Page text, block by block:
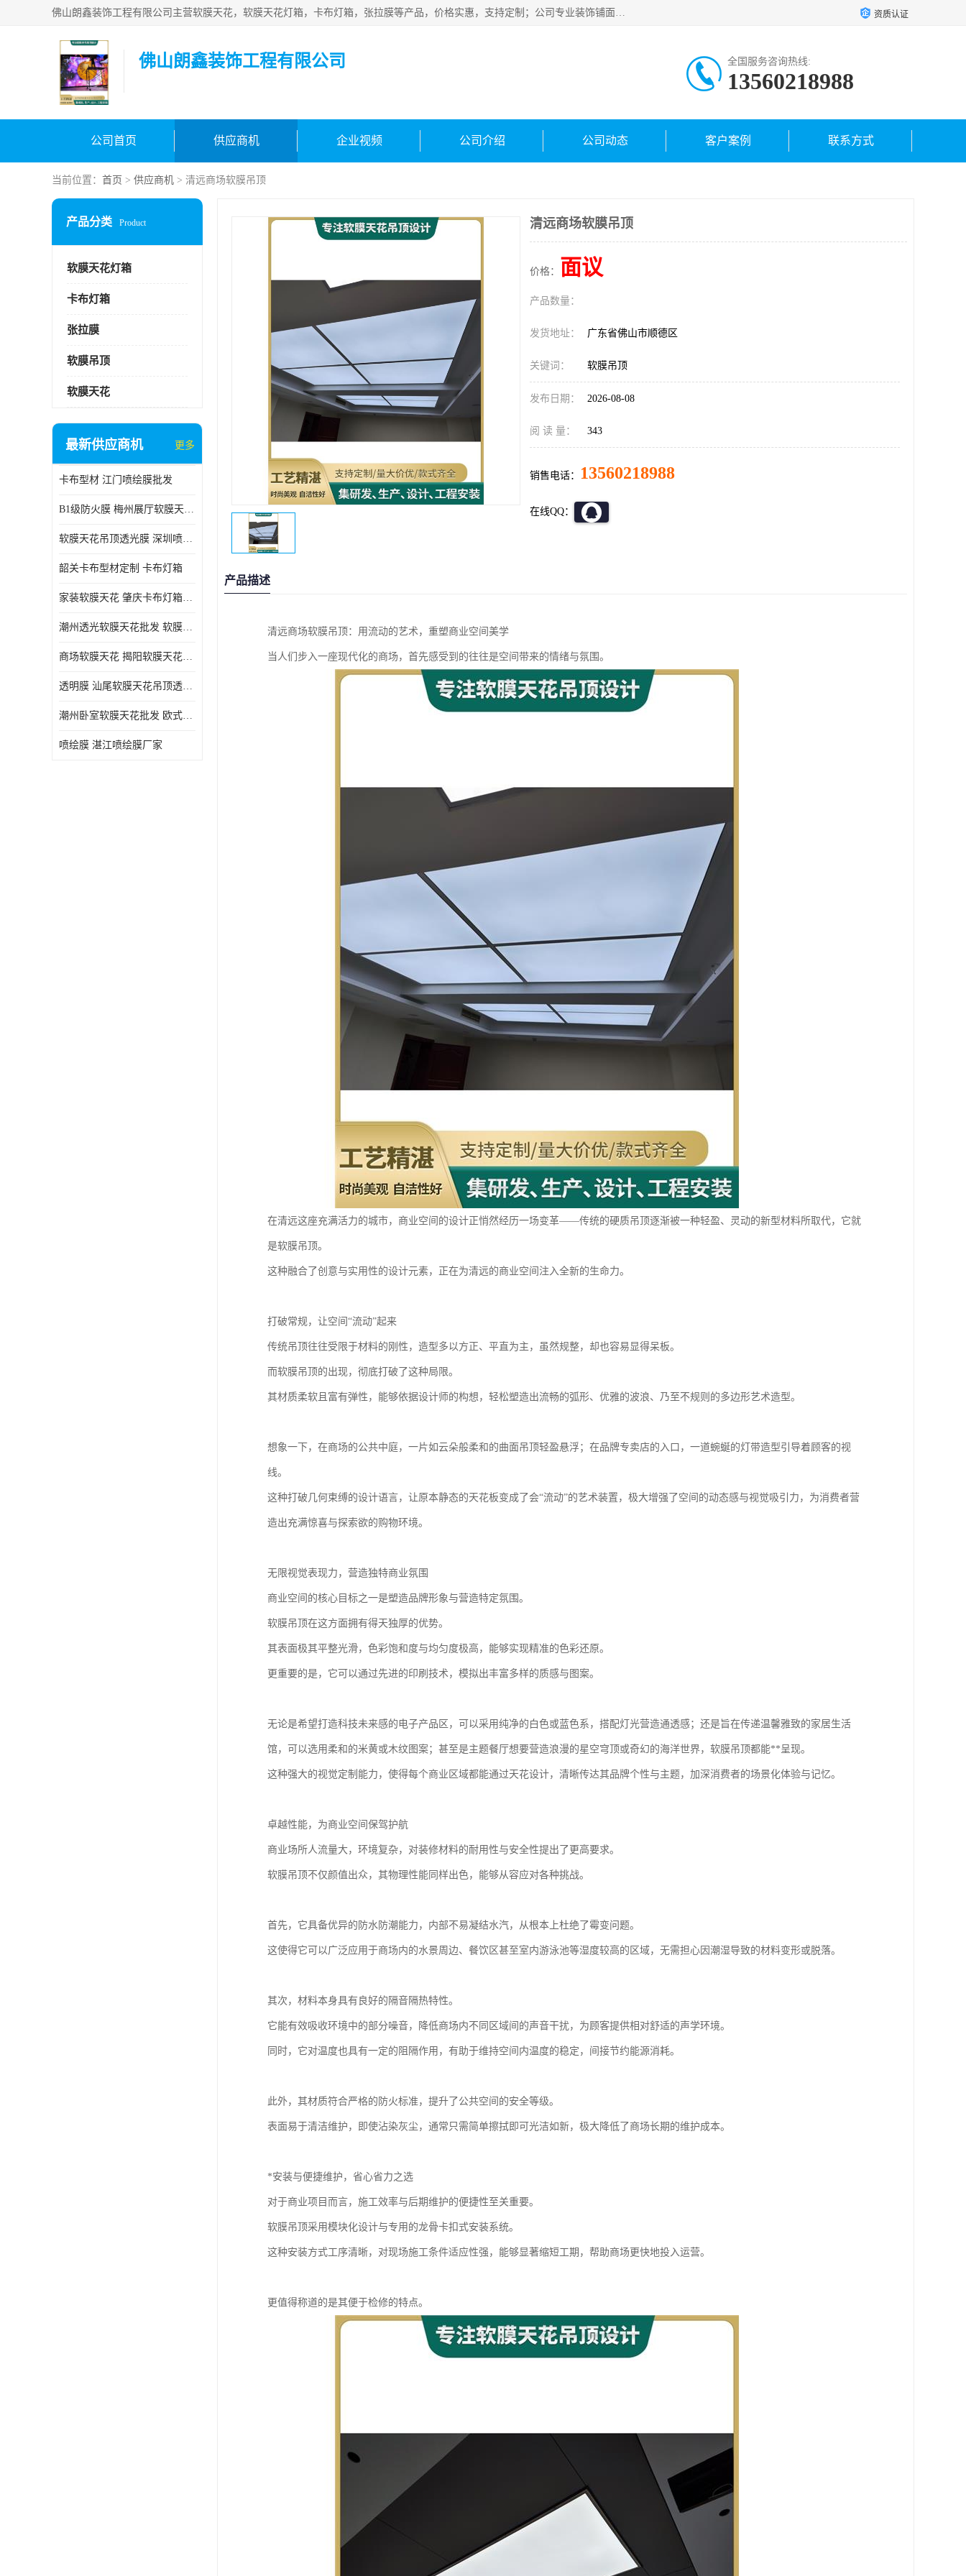
佛山朗鑫装饰工程有限公司主营软膜天花，软膜天花灯箱，卡布灯箱，张拉膜等产品，价格实惠，支持定制；公司专业装饰铺面，家居，会展特装，软膜等工程，技能精良人员，安装快、价格合理，质量保证、热诚与各方有识人士合作，欢迎新老客户来电咨询。 资质认证
佛山朗鑫装饰工程有限公司 全国服务咨询热线:
13560218988
公司首页 供应商机 企业视频 公司介绍 公司动态 客户案例 联系方式
当前位置： 首页 > 供应商机 > 清远商场软膜吊顶
产品分类 Product
软膜天花灯箱
卡布灯箱
张拉膜
软膜吊顶
软膜天花
最新供应商机 更多
卡布型材 江门喷绘膜批发
B1级防火膜 梅州展厅软膜天花批发
软膜天花吊顶透光膜 深圳喷绘膜批发
韶关卡布型材定制 卡布灯箱
家装软膜天花 肇庆卡布灯箱批发
潮州透光软膜天花批发 软膜天花
商场软膜天花 揭阳软膜天花吊顶透光膜批发
透明膜 汕尾软膜天花吊顶透光膜定制
潮州卧室软膜天花批发 欧式软膜天花
喷绘膜 湛江喷绘膜厂家
清远商场软膜吊顶
价格： 面议
产品数量：
发货地址： 广东省佛山市顺德区
关键词： 软膜吊顶
发布日期： 2026-08-08
阅 读 量： 343
销售电话： 13560218988
在线QQ：
产品描述
清远商场软膜吊顶：用流动的艺术，重塑商业空间美学
当人们步入一座现代化的商场，首先感受到的往往是空间带来的情绪与氛围。
在清远这座充满活力的城市，商业空间的设计正悄然经历一场变革——传统的硬质吊顶逐渐被一种轻盈、灵动的新型材料所取代，它就
是软膜吊顶。
这种融合了创意与实用性的设计元素，正在为清远的商业空间注入全新的生命力。
打破常规，让空间“流动”起来
传统吊顶往往受限于材料的刚性，造型多以方正、平直为主，虽然规整，却也容易显得呆板。
而软膜吊顶的出现，彻底打破了这种局限。
其材质柔软且富有弹性，能够依据设计师的构想，轻松塑造出流畅的弧形、优雅的波浪、乃至不规则的多边形艺术造型。
想象一下，在商场的公共中庭，一片如云朵般柔和的曲面吊顶轻盈悬浮；在品牌专卖店的入口，一道蜿蜒的灯带造型引导着顾客的视
线。
这种打破几何束缚的设计语言，让原本静态的天花板变成了会“流动”的艺术装置，极大增强了空间的动态感与视觉吸引力，为消费者营
造出充满惊喜与探索欲的购物环境。
无限视觉表现力，营造独特商业氛围
商业空间的核心目标之一是塑造品牌形象与营造特定氛围。
软膜吊顶在这方面拥有得天独厚的优势。
其表面极其平整光滑，色彩饱和度与均匀度极高，能够实现精准的色彩还原。
更重要的是，它可以通过先进的印刷技术，模拟出丰富多样的质感与图案。
无论是希望打造科技未来感的电子产品区，可以采用纯净的白色或蓝色系，搭配灯光营造通透感；还是旨在传递温馨雅致的家居生活
馆，可以选用柔和的米黄或木纹图案；甚至是主题餐厅想要营造浪漫的星空穹顶或奇幻的海洋世界，软膜吊顶都能**呈现。
这种强大的视觉定制能力，使得每个商业区域都能通过天花设计，清晰传达其品牌个性与主题，加深消费者的场景化体验与记忆。
卓越性能，为商业空间保驾护航
商业场所人流量大，环境复杂，对装修材料的耐用性与安全性提出了更高要求。
软膜吊顶不仅颜值出众，其物理性能同样出色，能够从容应对各种挑战。
首先，它具备优异的防水防潮能力，内部不易凝结水汽，从根本上杜绝了霉变问题。
这使得它可以广泛应用于商场内的水景周边、餐饮区甚至室内游泳池等湿度较高的区域，无需担心因潮湿导致的材料变形或脱落。
其次，材料本身具有良好的隔音隔热特性。
它能有效吸收环境中的部分噪音，降低商场内不同区域间的声音干扰，为顾客提供相对舒适的声学环境。
同时，它对温度也具有一定的阻隔作用，有助于维持空间内温度的稳定，间接节约能源消耗。
此外，其材质符合严格的防火标准，提升了公共空间的安全等级。
表面易于清洁维护，即使沾染灰尘，通常只需简单擦拭即可光洁如新，极大降低了商场长期的维护成本。
*安装与便捷维护，省心省力之选
对于商业项目而言，施工效率与后期维护的便捷性至关重要。
软膜吊顶采用模块化设计与专用的龙骨卡扣式安装系统。
这种安装方式工序清晰，对现场施工条件适应性强，能够显著缩短工期，帮助商场更快地投入运营。
更值得称道的是其便于检修的特点。